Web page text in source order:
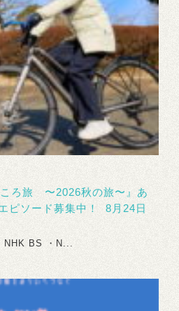
ろ旅 〜2026秋の旅〜』あ
ピソード募集中！ 8月24日
BS ・N...